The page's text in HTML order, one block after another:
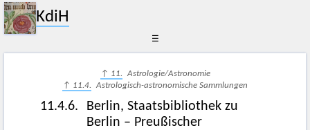
KdiH
☰
↑ 11. Astrologie/Astronomie
↑ 11.4. Astrologisch-astronomische Sammlungen
11.4.6.
Berlin, Staatsbibliothek zu
Berlin – Preußischer